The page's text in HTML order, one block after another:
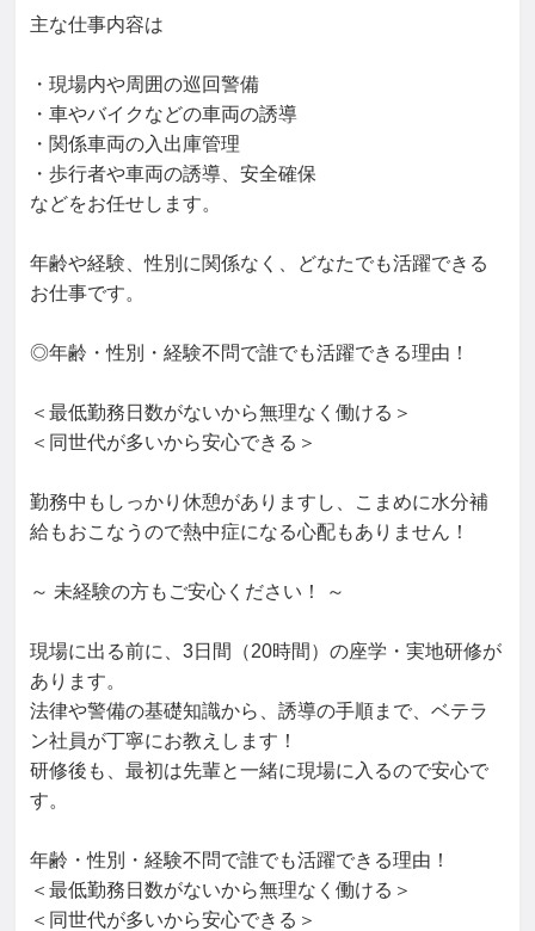
主な仕事内容は
・現場内や周囲の巡回警備
・車やバイクなどの車両の誘導
・関係車両の入出庫管理
・歩行者や車両の誘導、安全確保
などをお任せします。
年齢や経験、性別に関係なく、どなたでも活躍できる
お仕事です。
◎年齢・性別・経験不問で誰でも活躍できる理由！
＜最低勤務日数がないから無理なく働ける＞
＜同世代が多いから安心できる＞
勤務中もしっかり休憩がありますし、こまめに水分補
給もおこなうので熱中症になる心配もありません！
～ 未経験の方もご安心ください！ ～
現場に出る前に、3日間（20時間）の座学・実地研修が
あります。
法律や警備の基礎知識から、誘導の手順まで、ベテラ
ン社員が丁寧にお教えします！
研修後も、最初は先輩と一緒に現場に入るので安心で
す。
年齢・性別・経験不問で誰でも活躍できる理由！
＜最低勤務日数がないから無理なく働ける＞
＜同世代が多いから安心できる＞